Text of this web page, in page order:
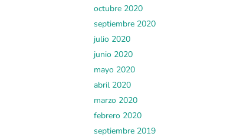
octubre 2020
septiembre 2020
julio 2020
junio 2020
mayo 2020
abril 2020
marzo 2020
febrero 2020
septiembre 2019